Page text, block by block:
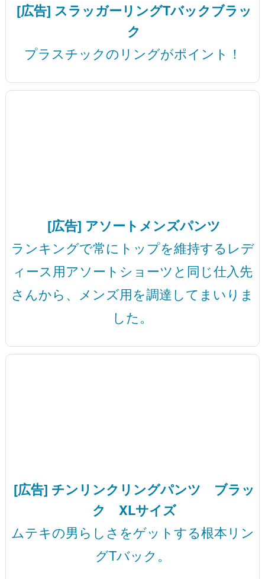
[広告] スラッガーリングTバックブラッ
ク
プラスチックのリングがポイント！
[広告] アソートメンズパンツ
ランキングで常にトップを維持するレデ
ィース用アソートショーツと同じ仕入先
さんから、メンズ用を調達してまいりま
した。
[広告] チンリンクリングパンツ ブラッ
ク XLサイズ
ムテキの男らしさをゲットする根本リン
グTバック。